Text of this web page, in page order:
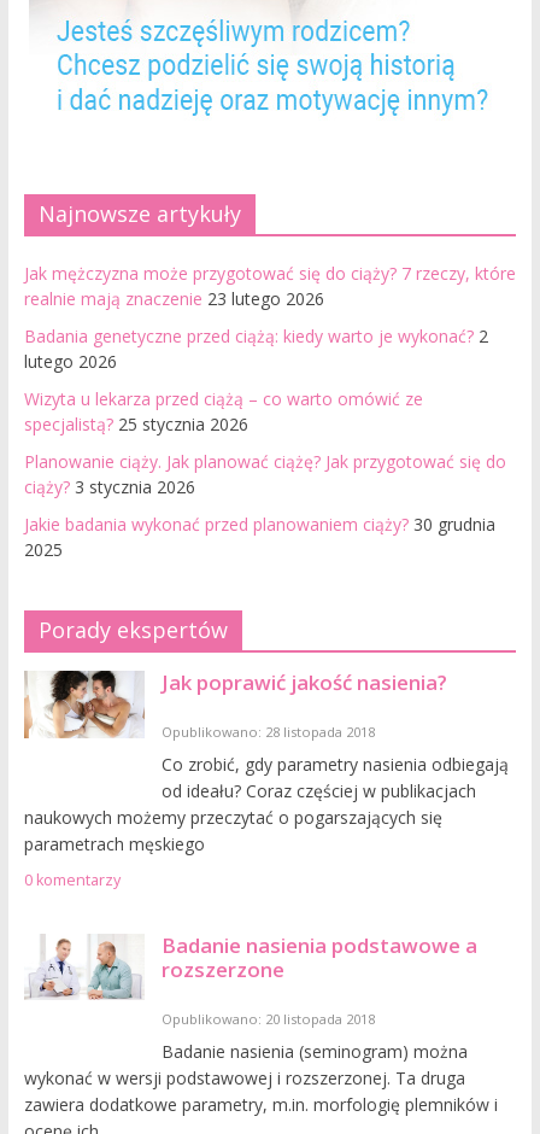
Najnowsze artykuły
Jak mężczyzna może przygotować się do ciąży? 7 rzeczy, które
realnie mają znaczenie 23 lutego 2026
Badania genetyczne przed ciążą: kiedy warto je wykonać? 2
lutego 2026
Wizyta u lekarza przed ciążą – co warto omówić ze
specjalistą? 25 stycznia 2026
Planowanie ciąży. Jak planować ciążę? Jak przygotować się do
ciąży? 3 stycznia 2026
Jakie badania wykonać przed planowaniem ciąży? 30 grudnia
2025
Porady ekspertów
Jak poprawić jakość nasienia?
Opublikowano: 28 listopada 2018
Co zrobić, gdy parametry nasienia odbiegają
od ideału? Coraz częściej w publikacjach
naukowych możemy przeczytać o pogarszających się
parametrach męskiego
0 komentarzy
Badanie nasienia podstawowe a
rozszerzone
Opublikowano: 20 listopada 2018
Badanie nasienia (seminogram) można
wykonać w wersji podstawowej i rozszerzonej. Ta druga
zawiera dodatkowe parametry, m.in. morfologię plemników i